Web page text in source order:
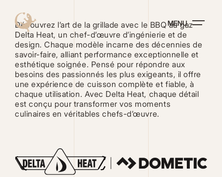
contenu
principal
MENU
Découvrez l’art de la grillade avec le BBQ au gaz
Delta Heat, un chef-d’œuvre d’ingénierie et de
design. Chaque modèle incarne des décennies de
savoir-faire, alliant performance exceptionnelle et
esthétique soignée. Pensé pour répondre aux
besoins des passionnés les plus exigeants, il offre
une expérience de cuisson complète et fiable, à
chaque utilisation. Avec Delta Heat, chaque détail
est conçu pour transformer vos moments
culinaires en véritables chefs-d’œuvre.